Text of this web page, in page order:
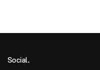
Social.